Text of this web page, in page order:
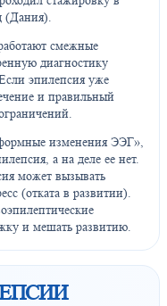
(Дания).
смежные
диагностику
эпилепсия уже
и правильный
изменения ЭЭГ»,
а на деле ее нет.
может вызывать
(отката в развитии).
и мешать развитию.